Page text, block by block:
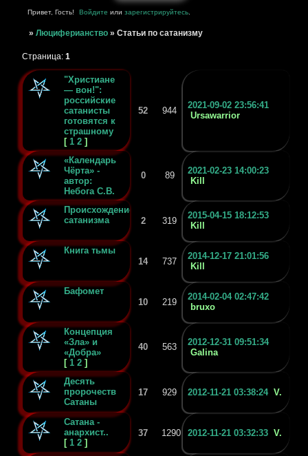
Привет, Гость! Войдите илизарегистрируйтесь
» Люциферианство » Статьи по сатанизму
Страница:1
"Христиане
— вон!":
российские
сатанисты
готовятся к
страшному
[ 1 2 ]
52 944
2021-09-02 23:56:41
Ursawarrior
«Календарь
Чёрта» -
автор:
Небога С.В.
0 89
2021-02-23 14:00:23
Kill
Происхождение
сатанизма
2 319
2015-04-15 18:12:53
Kill
Книга тьмы
14
737
2014-12-17 21:01:56
Kill
Бафомет
10
219
2014-02-04 02:47:42
bruxo
Концепция
«Зла» и
«Добра»
[ 1 2 ]
40 563
2012-12-31 09:51:34
Galina
Десять
пророчеств
Сатаны
17 929 2012-11-21 03:38:24 V.
Сатана -
анархист..
[ 1 2 ]
37 1290 2012-11-21 03:32:33 V.